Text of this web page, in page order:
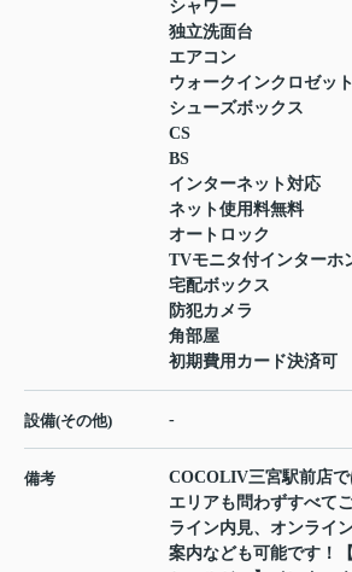
シャワー
独立洗面台
エアコン
ウォークインクロゼット
シューズボックス
CS
BS
インターネット対応
ネット使用料無料
オートロック
TVモニタ付インターホ
宅配ボックス
防犯カメラ
角部屋
初期費用カード決済可
設備(その他) -
備考
COCOLIV三宮駅前店
エリアも問わずすべて
ライン内見、オンライ
案内なども可能です！